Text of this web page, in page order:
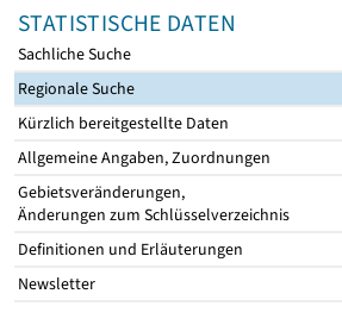
STATISTISCHE DATEN
Sachliche Suche
Regionale Suche
Kürzlich bereitgestellte Daten
Allgemeine Angaben, Zuordnungen
Gebietsveränderungen,
Änderungen zum Schlüsselverzeichnis
Definitionen und Erläuterungen
Newsletter